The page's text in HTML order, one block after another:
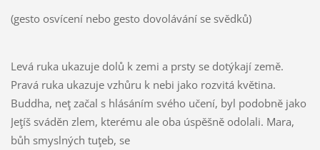
(gesto osvícení nebo gesto dovolávání se svědků)
Levá ruka ukazuje dolů k zemi a prsty se dotýkají země.
Pravá ruka ukazuje vzhůru k nebi jako rozvitá květina.
Buddha, neţ začal s hlásáním svého učení, byl podobně jako
Jeţíš sváděn zlem, kterému ale oba úspěšně odolali. Mara,
bůh smyslných tuţeb, se